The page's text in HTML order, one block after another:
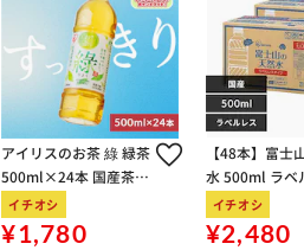
アイリスのお茶 綠 緑茶
500ml×24本 国産茶葉
100％使用
イチオシ
¥1,780
【48本】富士
水 500ml ラベ
イチオシ
¥2,480